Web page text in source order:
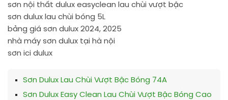
sơn nội thất dulux easyclean lau chùi vượt bậc
sơn dulux lau chùi bóng 5L
bảng giá sơn dulux 2024, 2025
nhà máy sơn dulux tại hà nội
sơn ici dulux
Sơn Dulux Lau Chùi Vượt Bậc Bóng 74A
Sơn Dulux Easy Clean Lau Chùi Vượt Bậc Bóng Cao